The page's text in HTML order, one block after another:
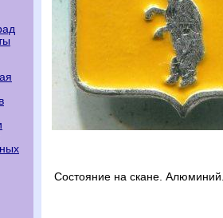
Состояние на скане.